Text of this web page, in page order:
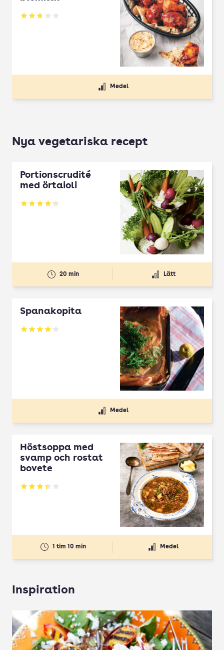
Betyg: 2.69 av 5
Medel
Nya vegetariska recept
Portionscrudité
med örtaioli
Betyg: 4.27 av 5
20 min Lätt
Spanakopita
Betyg: 4.1 av 5
Medel
Höstsoppa med
svamp och rostat
bovete
Betyg: 3.33 av 5
1 tim 10 min Medel
Inspiration